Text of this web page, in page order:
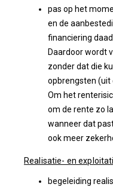
pas op het
en de
financiering
Daardoor wordt
zonder dat die
opbrengsten (uit
Om het
om de rente zo
wanneer dat
ook meer
Realisatie- en
begeleiding